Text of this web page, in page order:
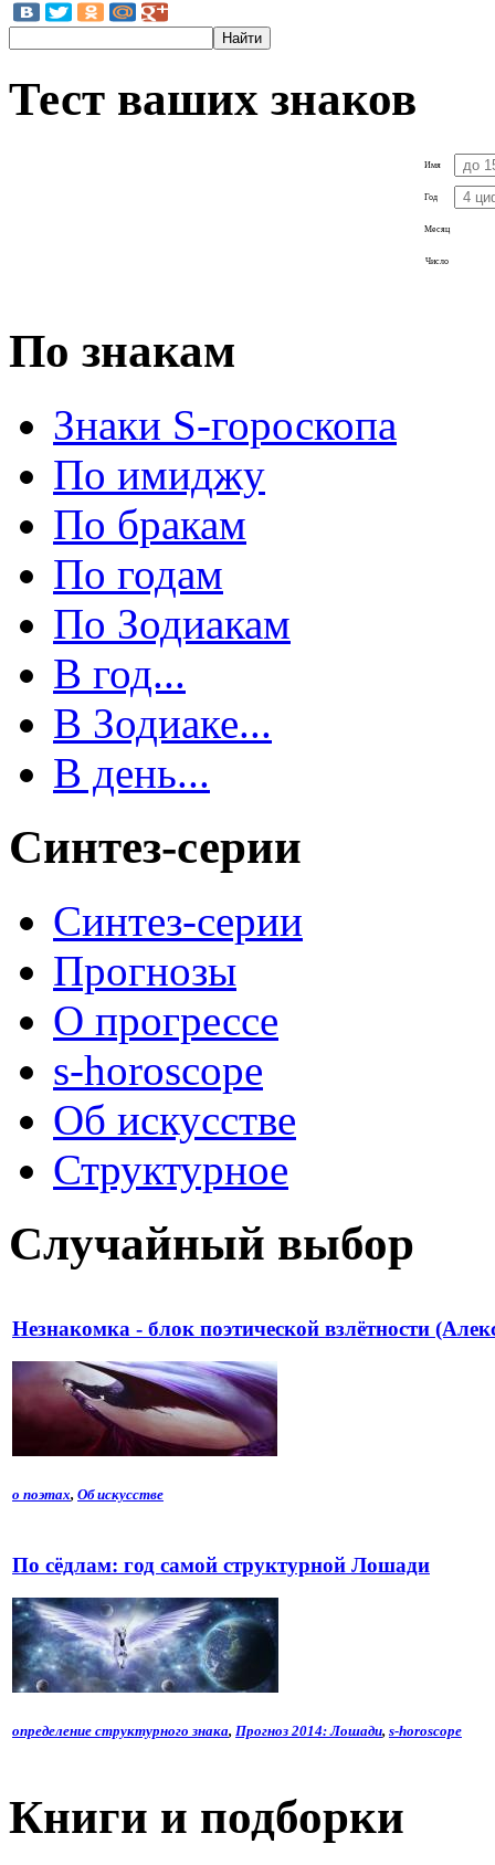
Тест ваших знаков
Имя
Год
Месяц
Число
По знакам
Знаки S-гороскопа
По имиджу
По бракам
По годам
По Зодиакам
В год...
В Зодиаке...
В день...
Синтез-серии
Синтез-серии
Прогнозы
О прогрессе
s-horoscope
Об искусстве
Структурное
Случайный выбор
Незнакомка - блок поэтической взлётности
о поэтах, Об искусстве
По сёдлам: год самой структурной Лошади
определение структурного знака, Прогноз 2014: Лошади, s-horoscope
Книги и подборки